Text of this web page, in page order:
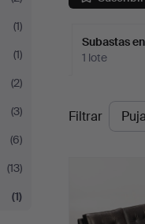
(1)
(1)
(2)
(3)
(6)
(13)
(1)
Subastas
1 lote
en
Filtrar